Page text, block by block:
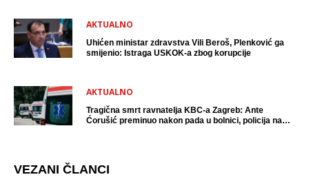
AKTUALNO
Uhićen ministar zdravstva Vili Beroš, Plenković ga
smijenio: Istraga USKOK-a zbog korupcije
AKTUALNO
Tragična smrt ravnatelja KBC-a Zagreb: Ante
Ćorušić preminuo nakon pada u bolnici, policija na
VEZANI ČLANCI